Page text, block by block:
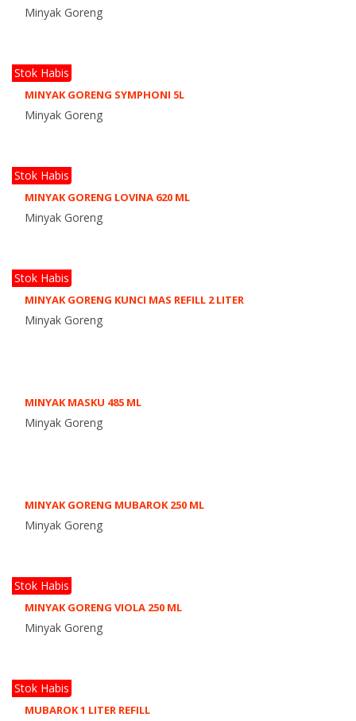
Minyak Goreng
MINYAK GORENG SYMPHONI 5L
Minyak Goreng
Stok Habis
MINYAK GORENG LOVINA 620 ML
Minyak Goreng
Stok Habis
MINYAK GORENG KUNCI MAS REFILL 2 LITER
Minyak Goreng
Stok Habis
MINYAK MASKU 485 ML
Minyak Goreng
MINYAK GORENG MUBAROK 250 ML
Minyak Goreng
MINYAK GORENG VIOLA 250 ML
Minyak Goreng
Stok Habis
MUBAROK 1 LITER REFILL
Stok Habis